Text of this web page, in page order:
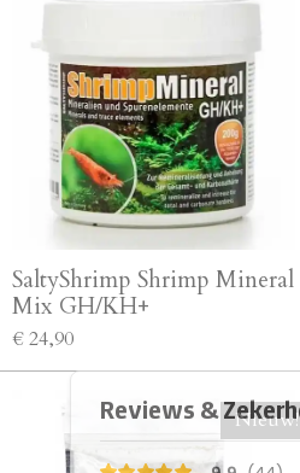
SaltyShrimp Shrimp Mineral
Mix GH/KH+
€ 24,90
Nieuw!